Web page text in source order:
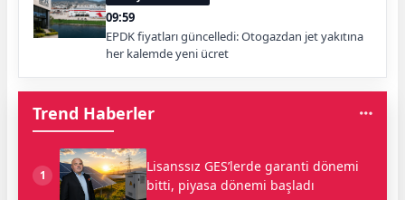
09:59
EPDK fiyatları güncelledi: Otogazdan jet yakıtına
her kalemde yeni ücret
Trend Haberler
1
Lisanssız GES’lerde garanti dönemi
bitti, piyasa dönemi başladı